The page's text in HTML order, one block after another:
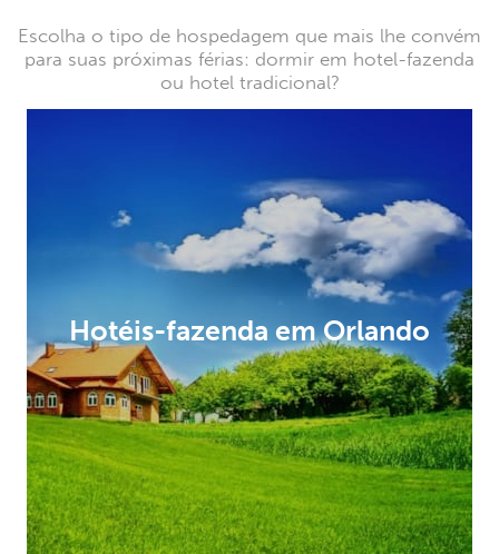
Escolha o tipo de hospedagem que mais lhe convém
para suas próximas férias: dormir em hotel-fazenda
ou hotel tradicional?
Hotéis-fazenda em Orlando